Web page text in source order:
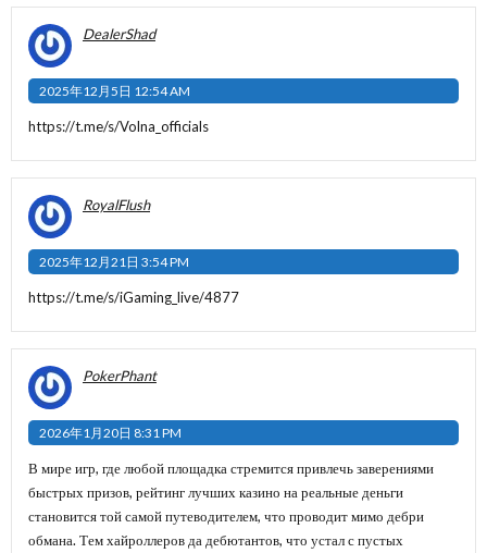
DealerShad
2025年12月5日 12:54 AM
https://t.me/s/Volna_officials
RoyalFlush
2025年12月21日 3:54 PM
https://t.me/s/iGaming_live/4877
PokerPhant
2026年1月20日 8:31 PM
В мире игр, где любой площадка стремится привлечь заверениями
быстрых призов, рейтинг лучших казино на реальные деньги
становится той самой путеводителем, что проводит мимо дебри
обмана. Тем хайроллеров да дебютантов, что устал с пустых